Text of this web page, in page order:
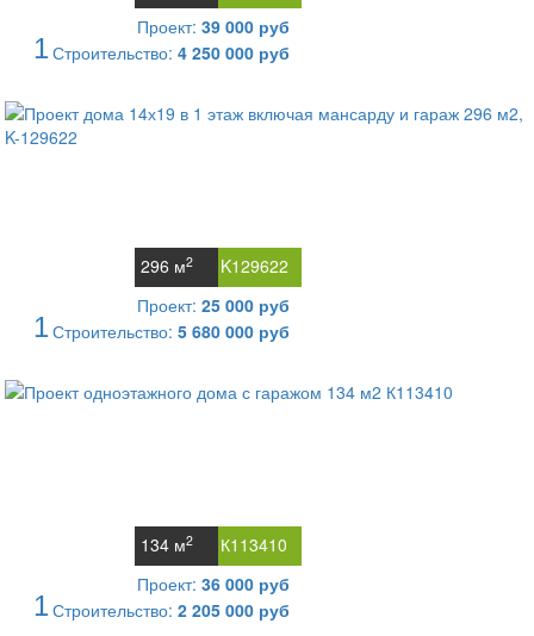
1
Проект: 39 000 руб
Строительство: 4 250 000 руб
K129622
296 м2
1
Проект: 25 000 руб
Строительство: 5 680 000 руб
К113410
134 м2
1
Проект: 36 000 руб
Строительство: 2 205 000 руб